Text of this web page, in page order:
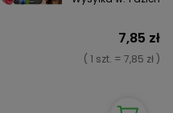
7,85 zł
( 1 szt. = 7,85 zł )